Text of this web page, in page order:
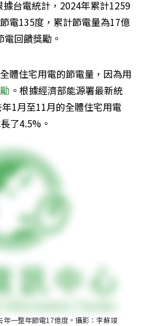
台電統計，2024年累計1259
電135度，累計節電量為17億
回饋獎勵。
體住宅用電的節電量，因為用
。根據經濟部能源署最新統
1月至11月的全體住宅用電
了4.5%。
一整年節電17億度。攝影：李蘇竣